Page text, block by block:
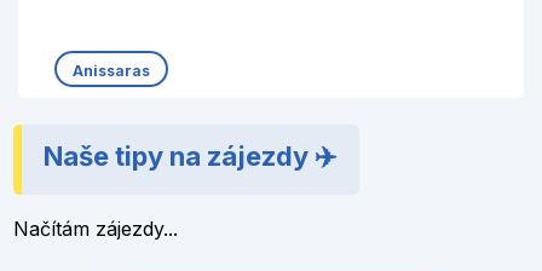
Anissaras
Naše tipy na zájezdy ✈️
Načítám zájezdy...